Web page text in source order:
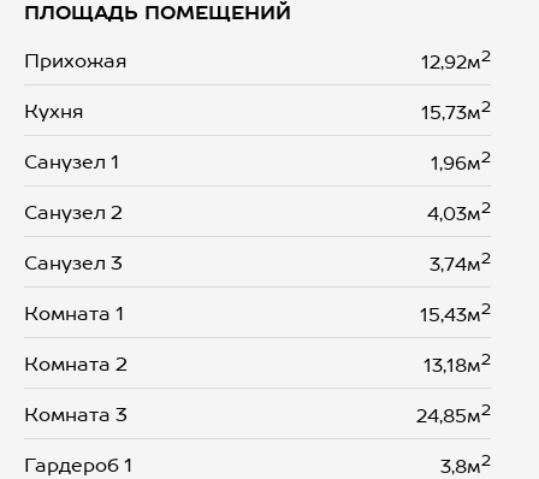
ПЛОЩАДЬ ПОМЕЩЕНИЙ
Прихожая 12,92м2
Кухня 15,73м2
Санузел 1 1,96м2
Санузел 2 4,03м2
Санузел 3 3,74м2
Комната 1 15,43м2
Комната 2 13,18м2
Комната 3 24,85м2
Гардероб 1 3,8м2